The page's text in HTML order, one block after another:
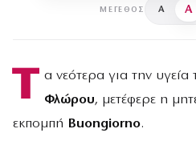
ΜΈΓΕΘΟΣ A A
Τ α νεότερα για την υγεία
Φλώρου, μετέφερε η
εκπομπή Buongiorno.